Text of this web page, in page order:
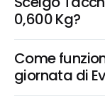
0,600 Kg?
Come
giornata di